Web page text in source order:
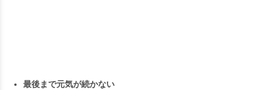
最後まで元気が続かない